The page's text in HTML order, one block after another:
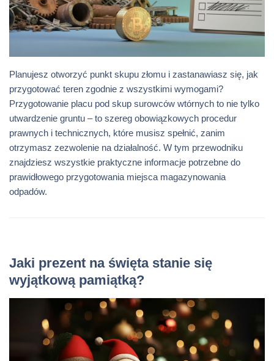
Planujesz otworzyć punkt skupu złomu i zastanawiasz się, jak
przygotować teren zgodnie z wszystkimi wymogami?
Przygotowanie placu pod skup surowców wtórnych to nie tylko
utwardzenie gruntu – to szereg obowiązkowych procedur
prawnych i technicznych, które musisz spełnić, zanim
otrzymasz zezwolenie na działalność. W tym przewodniku
znajdziesz wszystkie praktyczne informacje potrzebne do
prawidłowego przygotowania miejsca magazynowania
odpadów.
Jaki prezent na święta stanie się
wyjątkową pamiątką?